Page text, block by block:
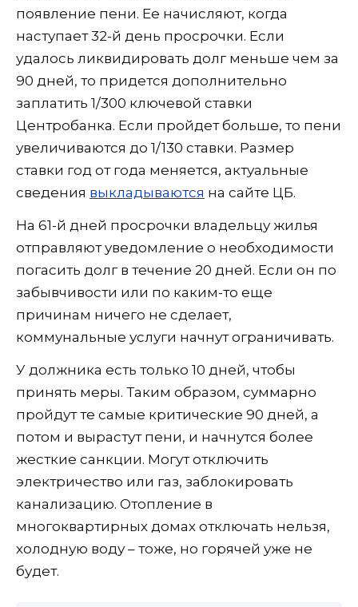
появление пени. Ее начисляют, когда
наступает 32-й день просрочки. Если
удалось ликвидировать долг меньше чем за
90 дней, то придется дополнительно
заплатить 1/300 ключевой ставки
Центробанка. Если пройдет больше, то пени
увеличиваются до 1/130 ставки. Размер
ставки год от года меняется, актуальные
сведения выкладываются на сайте ЦБ.
На 61-й дней просрочки владельцу жилья
отправляют уведомление о необходимости
погасить долг в течение 20 дней. Если он по
забывчивости или по каким-то еще
причинам ничего не сделает,
коммунальные услуги начнут ограничивать.
У должника есть только 10 дней, чтобы
принять меры. Таким образом, суммарно
пройдут те самые критические 90 дней, а
потом и вырастут пени, и начнутся более
жесткие санкции. Могут отключить
электричество или газ, заблокировать
канализацию. Отопление в
многоквартирных домах отключать нельзя,
холодную воду – тоже, но горячей уже не
будет.